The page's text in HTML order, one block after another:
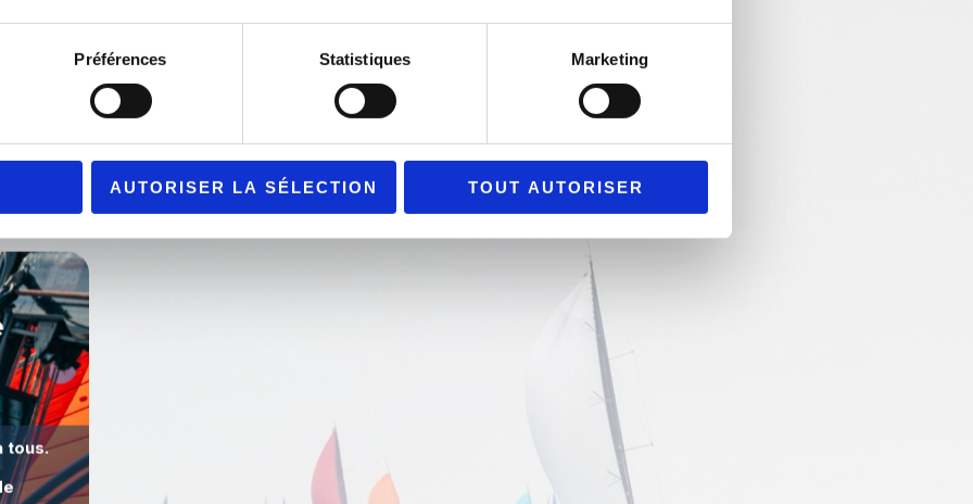
Préférences Statistiques Marketing
AUTORISER LA SÉLECTION TOUT AUTORISER
du
ont à coeur de faire de la course au large leur métier. Skipper,
équipier, préparateur, ingénieur, électronicien…toutes les
compétences sont développées au fil de nos défis sportifs et
en adéquation avec les axes d’
apprentissage de chacun.
tous.